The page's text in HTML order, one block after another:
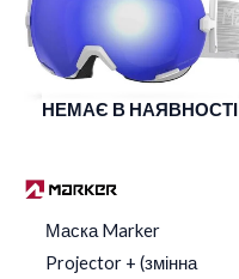
НЕМАЄ В НАЯВНОСТІ
Маска Marker
Projector + (змінна